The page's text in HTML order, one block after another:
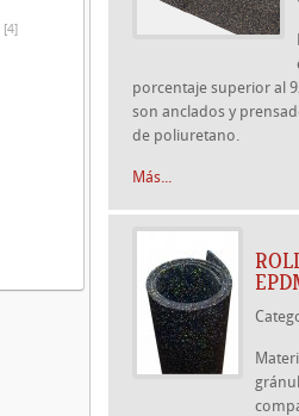
porcentaje superior al
son anclados y
de poliuretano.
Más...
[4]